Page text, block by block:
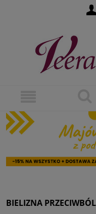
BIELIZNA